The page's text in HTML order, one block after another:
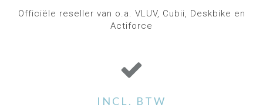
Officiële reseller van o.a. VLUV, Cubii, Deskbike en
Actiforce
INCL. BTW